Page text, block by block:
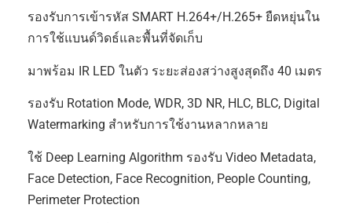
รองรับการเข้ารหัส SMART H.264+/H.265+ ยืดหยุ่นใน
การใช้แบนด์วิดธ์และพื้นที่จัดเก็บ
มาพร้อม IR LED ในตัว ระยะส่องสว่างสูงสุดถึง 40 เมตร
รองรับ Rotation Mode, WDR, 3D NR, HLC, BLC, Digital
Watermarking สำหรับการใช้งานหลากหลาย
ใช้ Deep Learning Algorithm รองรับ Video Metadata,
Face Detection, Face Recognition, People Counting,
Perimeter Protection